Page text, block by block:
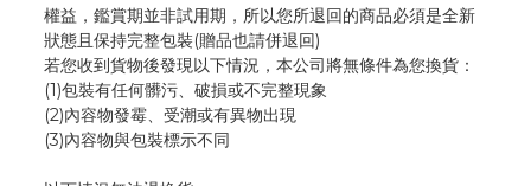
權益，鑑賞期並非試用期，所以您所退回的商品必須是全新
狀態且保持完整包裝(贈品也請併退回)
若您收到貨物後發現以下情況，本公司將無條件為您換貨：
(1)包裝有任何髒污、破損或不完整現象
(2)內容物發霉、 受潮或有異物出現
(3)內容物與包裝標示不同